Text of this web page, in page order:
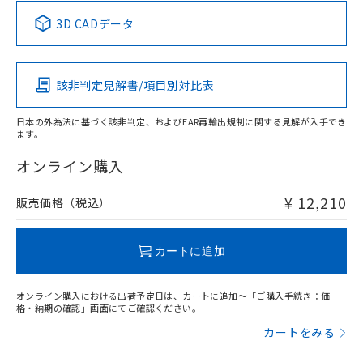
上、n: 20mm以上
検出領域
Pb Hg Cd Cr(VI)
O
在庫等で未対応品が混在する可能性があります。
問い合わせください。
この製品の規格認証/適合状況ページへ
その他の認証はこちらのページからご検索ください
3D CADデータ
該非判定見解書/項目別対比表
日本の外為法に基づく該非判定、およびEAR再輸出規制に関する見解が入手でき
ます。
オンライン購入
販売価格（税込） ¥ 12,210
カートに追加
オンライン購入における出荷予定日は、カートに追加～「ご購入手続き：価
格・納期の確認」画面にてご確認ください。
カートをみる